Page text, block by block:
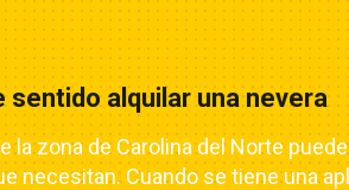
sentido alquilar una nevera
la zona de Carolina del Norte
necesitan. Cuando se tiene una